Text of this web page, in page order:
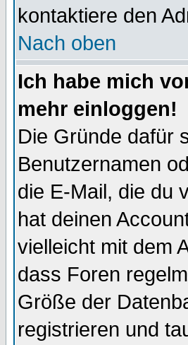
kontaktiere den
Nach oben
Ich habe mich
mehr einloggen!
Die Gründe dafür
Benutzernamen
die E-Mail, die du
hat deinen
vielleicht mit dem
dass Foren
Größe der
registrieren und